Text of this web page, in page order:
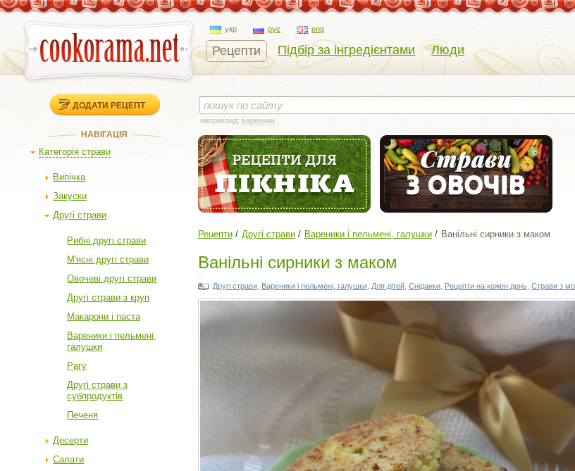
укр рус eng
Рецепти Підбір за інгредієнтами Люди
ДОДАТИ РЕЦЕПТ
НАВІГАЦІЯ
Категорія страви
Випічка
Закуски
Другі страви
Рибні другі страви
М'ясні другі страви
Овочеві другі страви
Другі страви з круп
Макарони і паста
Вареники і пельмені,
галушки
Рагу
Другі страви з
субпродуктів
Печеня
Десерти
Салати
наприклад: вареники
Рецепти Другі страви Вареники і пельмені, галушки Ванільні сирники з маком
Ванільні сирники з маком
Другі страви, Вареники і пельмені, галушки, Для дітей, Сніданки, Рецепти на кожен день, Страви з